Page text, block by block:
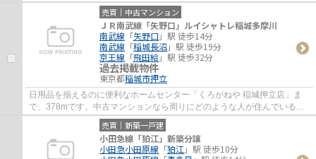
駅徒歩15分の物件です。綺麗で清潔感のあ...
売買｜中古マンション
ＪＲ南武線「矢野口」ルイシャトレ稲城多摩川
南武線 「矢野口 」駅 徒歩14分
南武線 「稲城長沼」駅 徒歩19分
京王線 「飛田給」駅 徒歩32分
過去掲載物件
東京都稲城市押立
日用品を揃えるのに便利なホームセンター「くろがねや 稲城押立店」ま
で、378mです。中古マンションなら周りにどのような人が住んでいるか
も知ることができます。ニーズの高いエレベー...
売買｜新築一戸建
小田急線「狛江」新築分譲
小田急小田原線 「狛江 」駅 徒歩10分